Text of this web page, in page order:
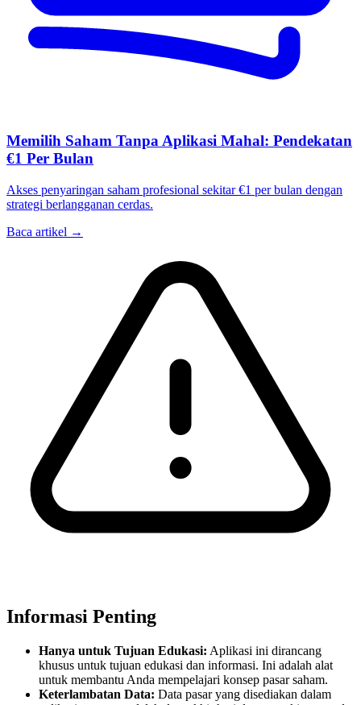
Memilih Saham Tanpa Aplikasi Mahal: Pendekatan
€1 Per Bulan
Akses penyaringan saham profesional sekitar €1 per bulan dengan
strategi berlangganan cerdas.
Baca artikel →
Informasi Penting
Hanya untuk Tujuan Edukasi: Aplikasi ini dirancang
khusus untuk tujuan edukasi dan informasi. Ini adalah alat
untuk membantu Anda mempelajari konsep pasar saham.
Keterlambatan Data: Data pasar yang disediakan dalam